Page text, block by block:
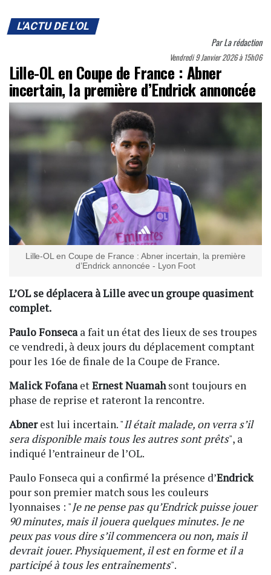
L'ACTU DE L'OL
ParLa rédaction
Vendredi 9 Janvier 2026 à 15h06
Lille-OL en Coupe de France : Abner
incertain, la première d’Endrick annoncée
Lille-OL en Coupe de France : Abner incertain, la première
d’Endrick annoncée - Lyon Foot
L’OL se déplacera à Lille avec un groupe quasiment
complet.
Paulo Fonsecaa fait un état des lieux de ses troupes
ce vendredi, à deux jours du déplacement comptant
pour les 16e de finale de la Coupe de France.
Malick FofanaetErnest Nuamahsont toujours en
phase de reprise et rateront la rencontre.
Abnerest lui incertain. "Il était malade, on verra s’il
sera disponible mais tous les autres sont prêts", a
indiqué l’entraineur de l’OL.
Paulo Fonseca qui a confirmé la présence d’Endrick
pour son premier match sous les couleurs
lyonnaises : "Je ne pense pas qu’Endrick puisse jouer
90 minutes, mais il jouera quelques minutes. Je ne
peux pas vous dire s’il commencera ou non, mais il
devrait jouer. Physiquement, il est en forme et il a
participé à tous les entraînements".